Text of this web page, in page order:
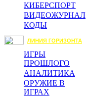
КИБЕРСПОРТ
ВИДЕОЖУРНАЛ
КОДЫ
ЛИНИЯ ГОРИЗОНТА
ИГРЫ
ПРОШЛОГО
АНАЛИТИКА
ОРУЖИЕ В
ИГРАХ